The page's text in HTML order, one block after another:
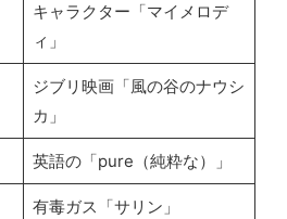
キャラクター「マイメロデ
ィ」
ジブリ映画「風の谷のナウシ
カ」
英語の「pure（純粋な）」
有毒ガス「サリン」